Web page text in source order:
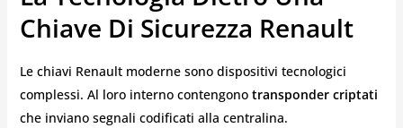
Chiave Di Sicurezza Renault
Le chiavi Renault moderne sono dispositivi tecnologici
complessi. Al loro interno contengono transponder criptati
che inviano segnali codificati alla centralina.